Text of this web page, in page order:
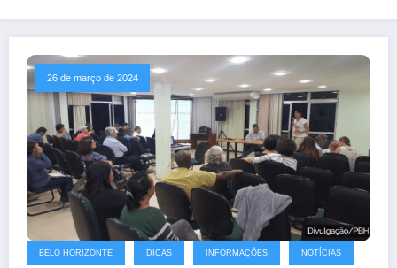
26 de março de 2024
BELO HORIZONTE DICAS INFORMAÇÕES NOTÍCIAS